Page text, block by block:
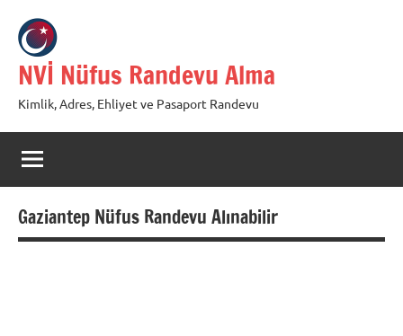
geç
NVİ Nüfus Randevu Alma
Kimlik, Adres, Ehliyet ve Pasaport Randevu
Gaziantep Nüfus Randevu Alınabilir